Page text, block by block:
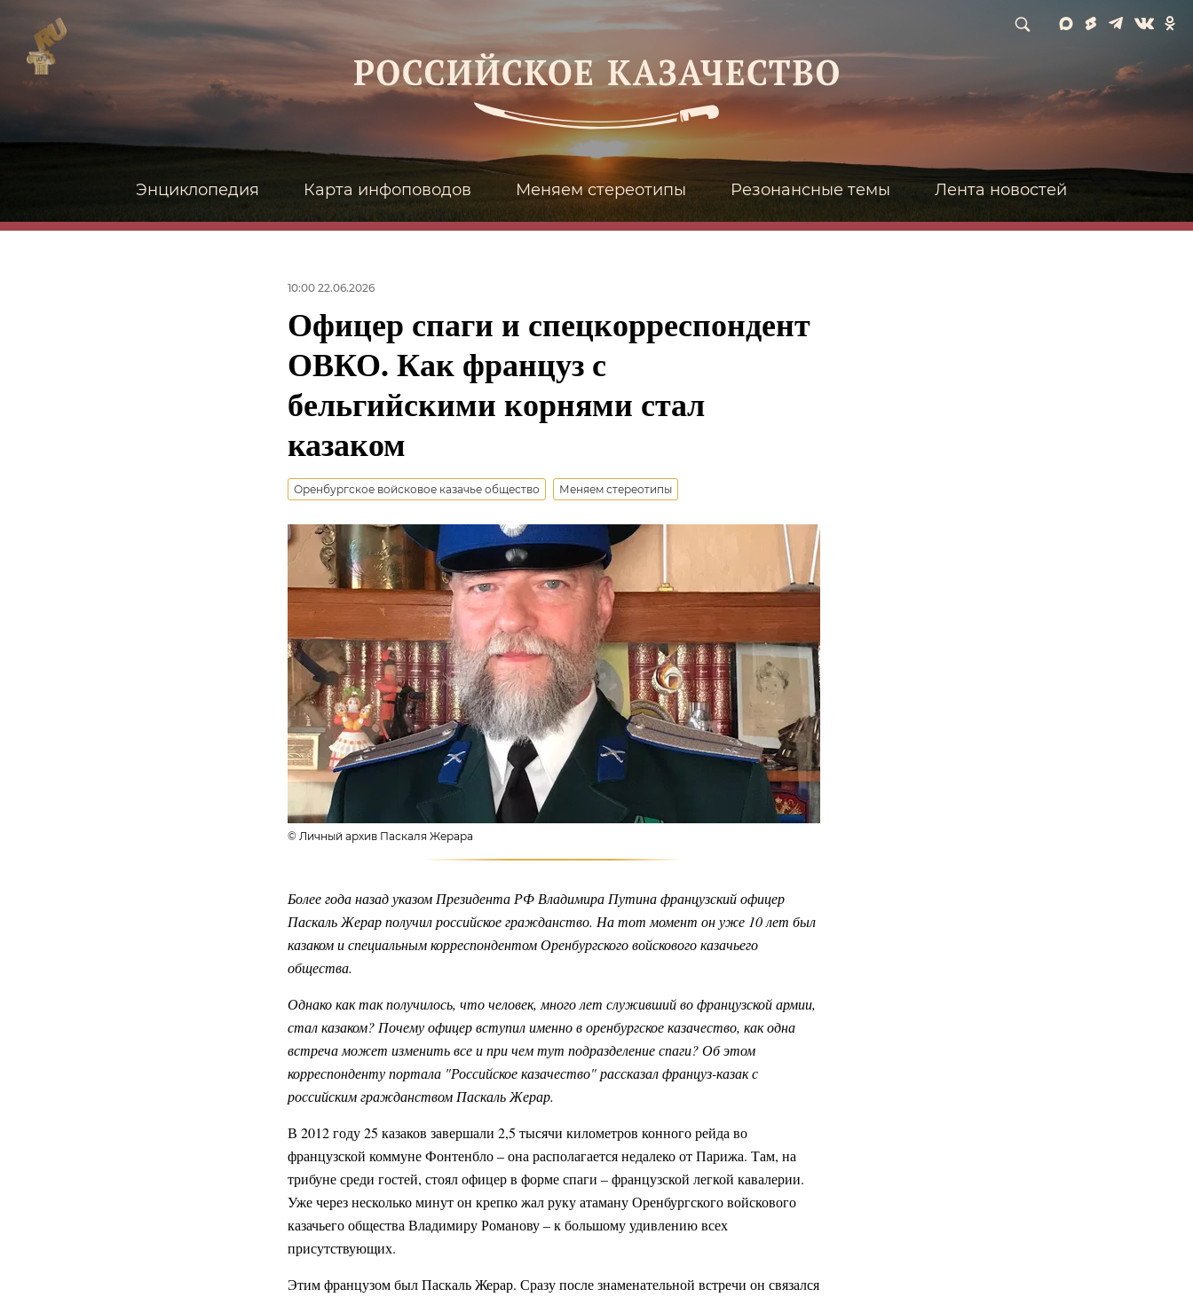
Энциклопедия Карта инфоповодов Меняем стереотипы Резонансные темы Лента новостей
10:00 22.06.2026
Офицер спаги и спецкорреспондент
ОВКО. Как француз с
бельгийскими корнями стал
казаком
Оренбургское войсковое казачье общество Меняем стереотипы
© Личный архив Паскаля Жерара
Более года назад указом Президента РФ Владимира Путина французский офицер
Паскаль Жерар получил российское гражданство. На тот момент он уже 10 лет был
казаком и специальным корреспондентом Оренбургского войскового казачьего
общества.
Однако как так получилось, что человек, много лет служивший во французской армии,
стал казаком? Почему офицер вступил именно в оренбургское казачество, как одна
встреча может изменить все и при чем тут подразделение спаги? Об этом
корреспонденту портала "Российское казачество" рассказал француз-казак с
российским гражданством Паскаль Жерар.
В 2012 году 25 казаков завершали 2,5 тысячи километров конного рейда во
французской коммуне Фонтенбло – она располагается недалеко от Парижа. Там, на
трибуне среди гостей, стоял офицер в форме спаги – французской легкой кавалерии.
Уже через несколько минут он крепко жал руку атаману Оренбургского войскового
казачьего общества Владимиру Романову – к большому удивлению всех
присутствующих.
Этим французом был Паскаль Жерар. Сразу после знаменательной встречи он связался